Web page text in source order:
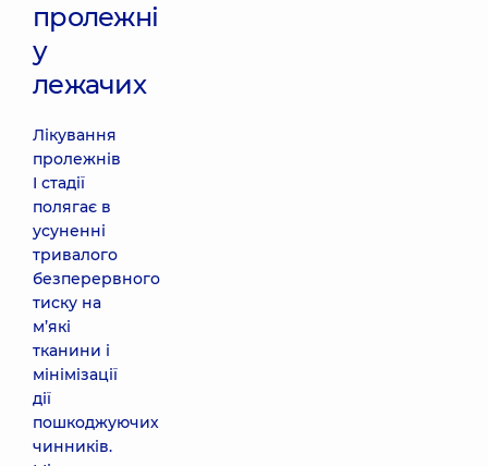
пролежні
у
лежачих
Лікування
пролежнів
I стадії
полягає в
усуненні
тривалого
безперервного
тиску на
м’які
тканини і
мінімізації
дії
пошкоджуючих
чинників.